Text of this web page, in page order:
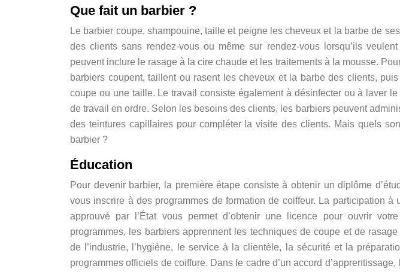
Que fait un barbier ?
Le barbier coupe, shampouine, taille et peigne les cheveux et la barbe de
des clients sans rendez-vous ou même sur rendez-vous lorsqu’ils
peuvent inclure le rasage à la cire chaude et les traitements à la mousse.
barbiers coupent, taillent ou rasent les cheveux et la barbe des clients,
coupe ou une taille. Le travail consiste également à désinfecter ou à laver
de travail en ordre. Selon les besoins des clients, les barbiers peuvent
des teintures capillaires pour compléter la visite des clients. Mais quels
barbier ?
Éducation
Pour devenir barbier, la première étape consiste à obtenir un diplôme
vous inscrire à des programmes de formation de coiffeur. La participation à
approuvé par l’État vous permet d’obtenir une licence pour ouvrir
programmes, les barbiers apprennent les techniques de coupe et de
de l’industrie, l’hygiène, le service à la clientèle, la sécurité et la
programmes officiels de coiffure. Dans le cadre d’un accord